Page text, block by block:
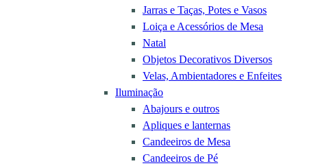
Jarras e Taças, Potes e Vasos
Loiça e Acessórios de Mesa
Natal
Objetos Decorativos Diversos
Velas, Ambientadores e Enfeites
Iluminação
Abajours e outros
Apliques e lanternas
Candeeiros de Mesa
Candeeiros de Pé